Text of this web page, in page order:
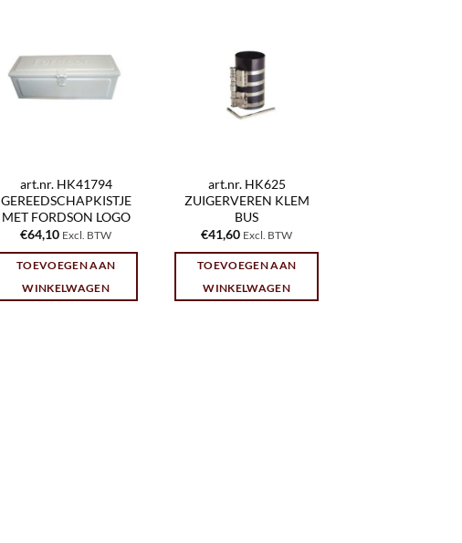
art.nr. HK41794
GEREEDSCHAPKISTJE
MET FORDSON LOGO
€64,10 Excl. BTW
TOEVOEGEN AAN
WINKELWAGEN
art.nr. HK625
ZUIGERVEREN KLEM
BUS
€41,60 Excl. BTW
TOEVOEGEN AAN
WINKELWAGEN